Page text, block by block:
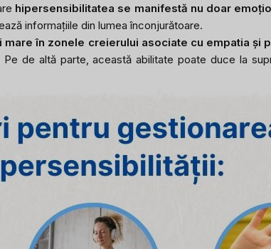
hipersensibilitatea se manifestă nu doar
informațiile din lumea înconjurătoare.
mare în zonele creierului asociate cu empatia și
de altă parte, această abilitate poate duce la